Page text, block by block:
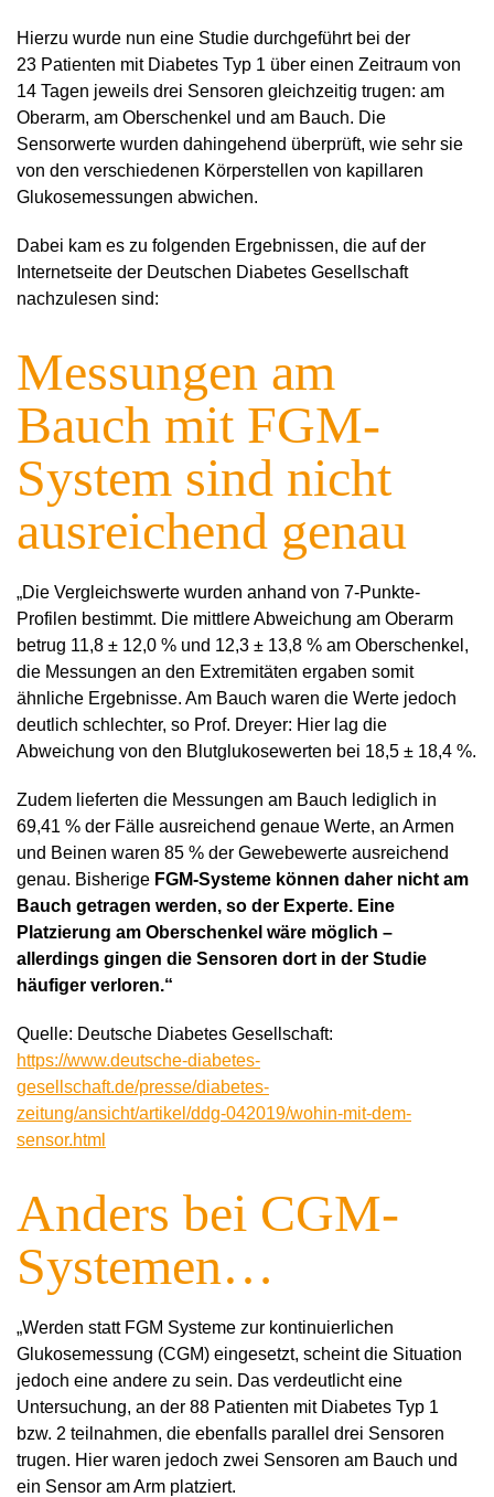
Hierzu wurde nun eine Studie durchgeführt bei der
23 Patienten mit Diabetes Typ 1 über einen Zeitraum von
14 Tagen jeweils drei Sensoren gleichzeitig trugen: am
Oberarm, am Oberschenkel und am Bauch. Die
Sensorwerte wurden dahingehend überprüft, wie sehr sie
von den verschiedenen Körperstellen von kapillaren
Glukosemessungen abwichen.
Dabei kam es zu folgenden Ergebnissen, die auf der
Internetseite der Deutschen Diabetes Gesellschaft
nachzulesen sind:
Messungen am
Bauch mit FGM-
System sind nicht
ausreichend genau
„Die Vergleichswerte wurden anhand von 7-Punkte-
Profilen bestimmt. Die mittlere Abweichung am Oberarm
betrug 11,8 ± 12,0 % und 12,3 ± 13,8 % am Oberschenkel,
die Messungen an den Extremitäten ergaben somit
ähnliche Ergebnisse. Am Bauch waren die Werte jedoch
deutlich schlechter, so Prof. Dreyer: Hier lag die
Abweichung von den Blutglukosewerten bei 18,5 ± 18,4 %.
Zudem lieferten die Messungen am Bauch lediglich in
69,41 % der Fälle ausreichend genaue Werte, an Armen
und Beinen waren 85 % der Gewebewerte ausreichend
genau. Bisherige FGM-Systeme können daher nicht am
Bauch getragen werden, so der Experte. Eine
Platzierung am Oberschenkel wäre möglich –
allerdings gingen die Sensoren dort in der Studie
häufiger verloren.“
Quelle: Deutsche Diabetes Gesellschaft:
https://www.deutsche-diabetes-
gesellschaft.de/presse/diabetes-
zeitung/ansicht/artikel/ddg-042019/wohin-mit-dem-
sensor.html
Anders bei CGM-
Systemen…
„Werden statt FGM Systeme zur kontinuierlichen
Glukosemessung (CGM) eingesetzt, scheint die Situation
jedoch eine andere zu sein. Das verdeutlicht eine
Untersuchung, an der 88 Patienten mit Diabetes Typ 1
bzw. 2 teilnahmen, die ebenfalls pa­rallel drei Sensoren
trugen. Hier waren jedoch zwei Sensoren am Bauch und
ein Sensor am Arm platziert.